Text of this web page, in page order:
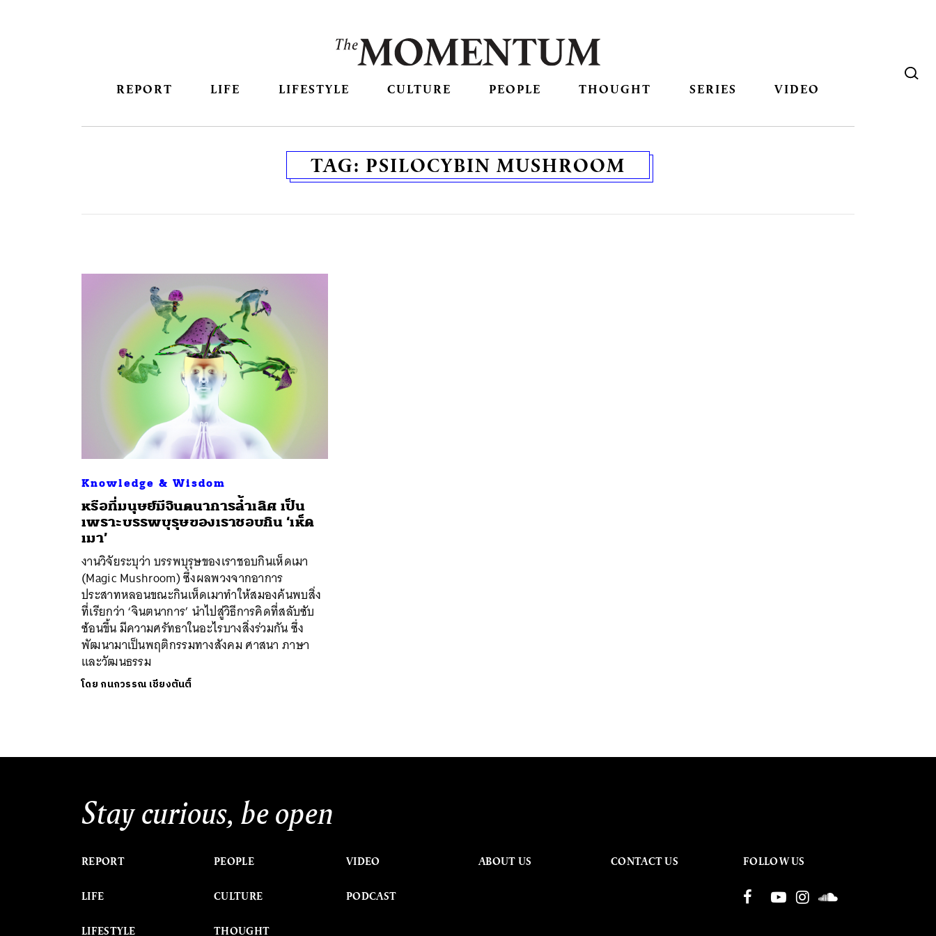
REPORT LIFE LIFESTYLE CULTURE PEOPLE THOUGHT SERIES VIDEO
TAG: PSILOCYBIN MUSHROOM
Knowledge & Wisdom
หรือที่มนุษย์มีจินตนาการล้ำเลิศ เป็น
เพราะบรรพบุรุษของเราชอบกิน ‘เห็ด
เมา’
งานวิจัยระบุว่า บรรพบุรุษของเราชอบกินเห็ดเมา
(Magic Mushroom) ซึ่งผลพวงจากอาการ
ประสาทหลอนขณะกินเห็ดเมาทำให้สมองค้นพบสิ่ง
ที่เรียกว่า ‘จินตนาการ’ นำไปสู่วิธีการคิดที่สลับซับ
ซ้อนขึ้น มีความศรัทธาในอะไรบางสิ่งร่วมกัน ซึ่ง
พัฒนามาเป็นพฤติกรรมทางสังคม ศาสนา ภาษา
และวัฒนธรรม
โดย กนกวรรณ เชียงตันติ์
Stay curious, be open
REPORT
LIFE
LIFESTYLE
PEOPLE
CULTURE
THOUGHT
VIDEO
PODCAST
ABOUT US CONTACT US FOLLOW US